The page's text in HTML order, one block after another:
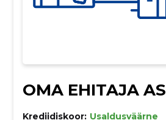
OMA EHITAJA AS
Krediidiskoor: Usaldusväärne